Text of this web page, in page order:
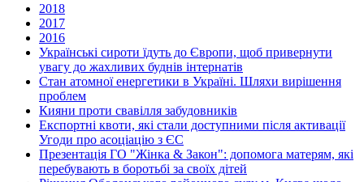
2018
2017
2016
Українські сироти їдуть до Європи, щоб привернути
увагу до жахливих буднів інтернатів
Стан атомної енергетики в Україні. Шляхи вирішення
проблем
Кияни проти свавілля забудовників
Експортні квоти, які стали доступними після активації
Угоди про асоціацію з ЄС
Презентація ГО "Жінка & Закон": допомога матерям, які
перебувають в боротьбі за своїх дітей